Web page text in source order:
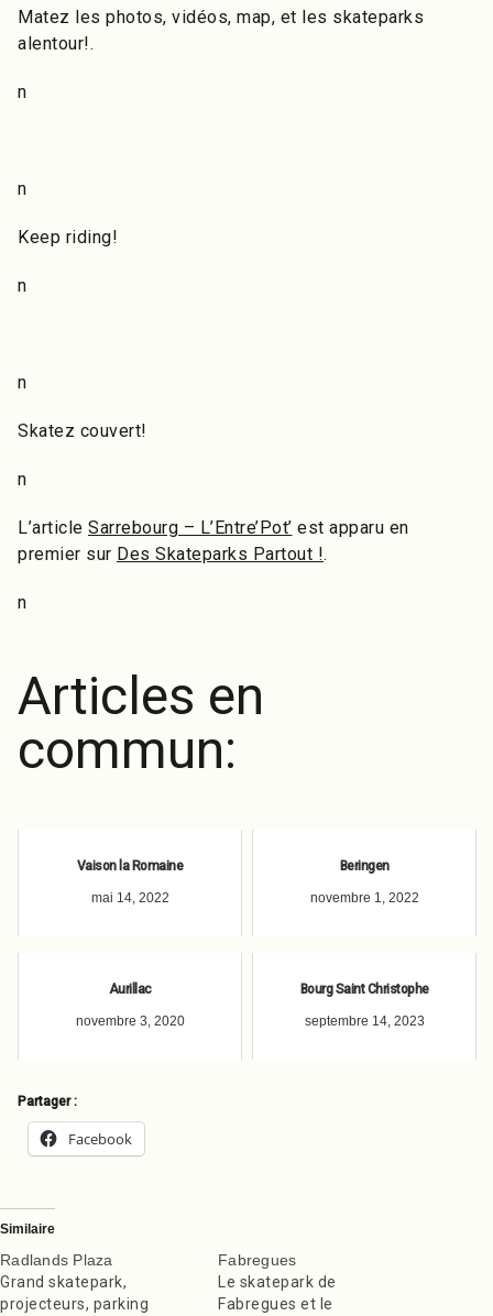
Matez les photos, vidéos, map, et les skateparks
alentour!.
n
n
Keep riding!
n
n
Skatez couvert!
n
L’article Sarrebourg – L’Entre’Pot’ est apparu en
premier sur Des Skateparks Partout !.
n
Articles en
commun:
Vaison la Romaine
mai 14, 2022
Beringen
novembre 1, 2022
Aurillac
novembre 3, 2020
Bourg Saint Christophe
septembre 14, 2023
Partager :
Facebook
Similaire
Radlands Plaza
Grand skatepark,
projecteurs, parking
Fabregues
Le skatepark de
Fabregues et le